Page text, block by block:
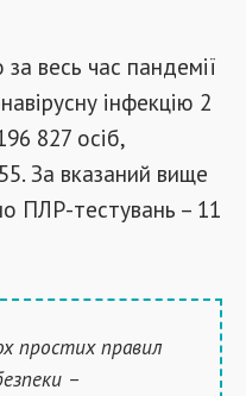
весь час пандемії
інфекцію 2
827 осіб,
За вказаний вище
ПЛР-тестувань – 11
простих правил
–